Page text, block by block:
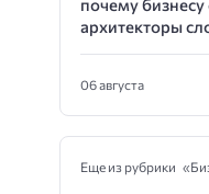
почему
архитекторы
06 августа
Еще из рубрики